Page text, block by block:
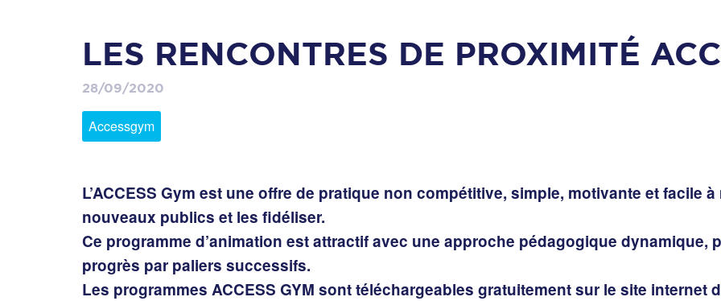
LES RENCONTRES DE PROXIMITÉ
28/09/2020
Accessgym
L’ACCESS Gym est une offre de pratique non compétitive, simple, motivante et facile
nouveaux publics et les fidéliser.
Ce programme d’animation est attractif avec une approche pédagogique
progrès par paliers successifs.
Les programmes ACCESS GYM sont téléchargeables gratuitement sur le site internet